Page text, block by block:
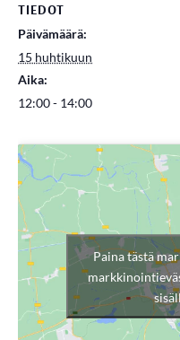
TIEDOT
Päivämäärä:
15 huhtikuun
Aika:
12:00 - 14:00
Paina tästä